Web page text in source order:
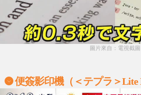
圖片來自：電視截圖
便簽影印機（＜テプラ＞Lite